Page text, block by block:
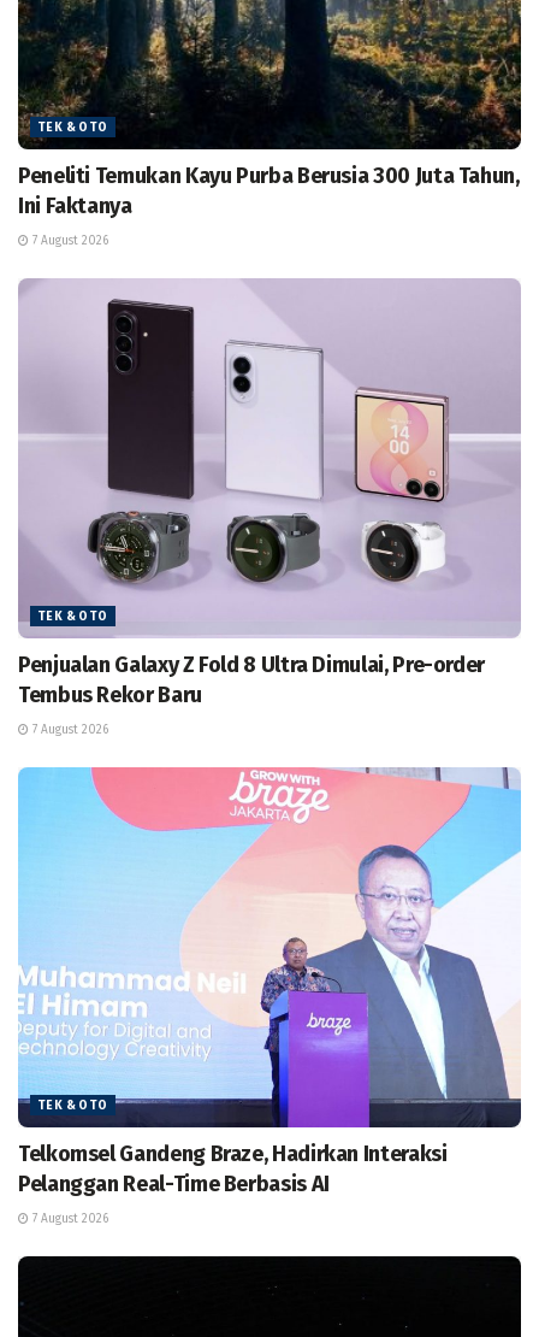
TEK & OTO
Peneliti Temukan Kayu Purba Berusia 300 Juta Tahun,
Ini Faktanya
7 August 2026
TEK & OTO
Penjualan Galaxy Z Fold 8 Ultra Dimulai, Pre-order
Tembus Rekor Baru
7 August 2026
TEK & OTO
Telkomsel Gandeng Braze, Hadirkan Interaksi
Pelanggan Real-Time Berbasis AI
7 August 2026